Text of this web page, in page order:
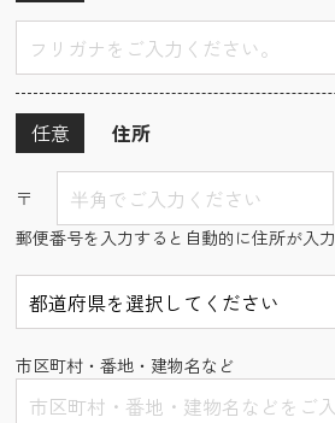
住所
任意
〒
郵便番号を入力すると自動的に住所が入力
市区町村・番地・建物名など